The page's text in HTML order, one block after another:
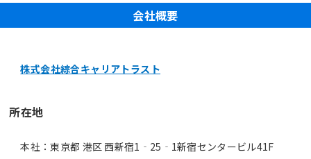
会社概要
株式会社綜合キャリアトラスト
所在地
本社：東京都 港区 西新宿1‐25‐1新宿センタービル41F